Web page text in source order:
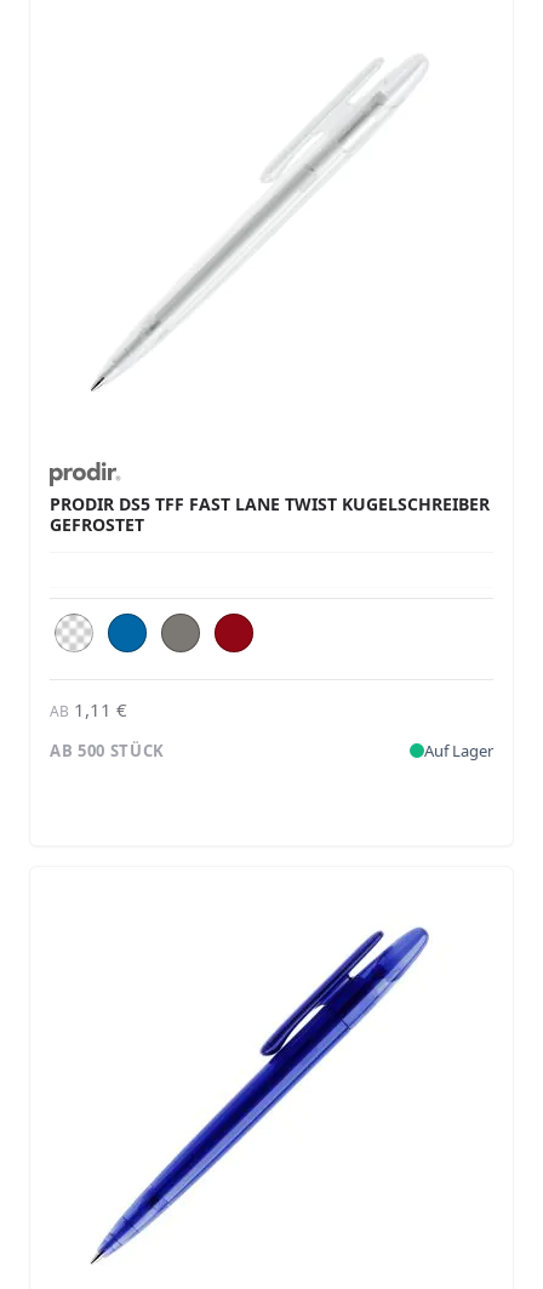
PRODIR DS5 TFF FAST LANE TWIST KUGELSCHREIBER
GEFROSTET
AB 1,11 €
AB 500 STÜCK Auf Lager